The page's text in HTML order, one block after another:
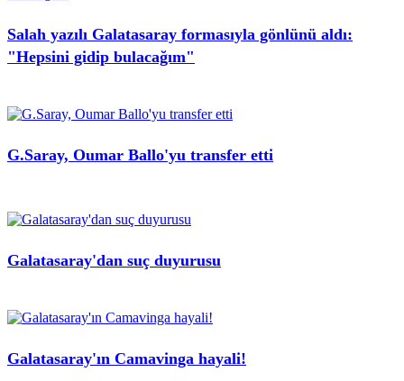
Salah yazılı Galatasaray formasıyla gönlünü aldı:
"Hepsini gidip bulacağım"
G.Saray, Oumar Ballo'yu transfer etti
Galatasaray'dan suç duyurusu
Galatasaray'ın Camavinga hayali!